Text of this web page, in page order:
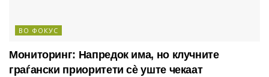
ВО ФОКУС
Мониторинг: Напредок има, но клучните
граѓански приоритети сè уште чекаат